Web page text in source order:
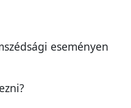
eseményen